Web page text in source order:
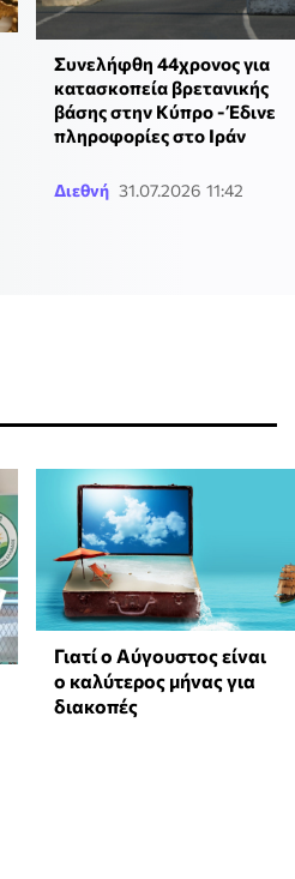
Συνελήφθη 44χρονος για
κατασκοπεία βρετανικής
βάσης στην Κύπρο - Έδινε
πληροφορίες στο Ιράν
Διεθνή 31.07.2026 11:42
Γιατί ο Αύγουστος είναι
ο καλύτερος μήνας για
διακοπές